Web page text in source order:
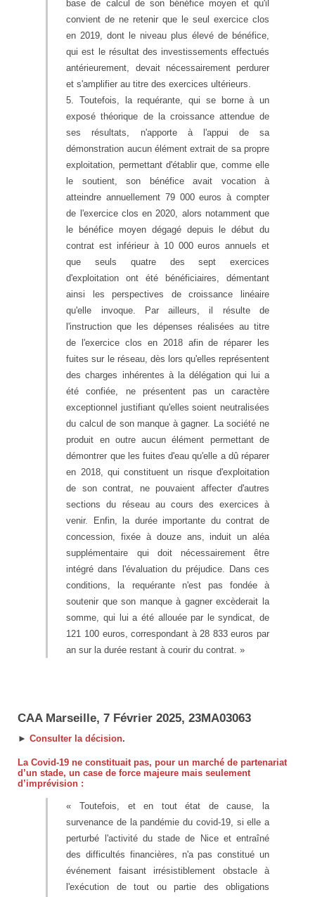
base de calcul de son bénéfice moyen et qu'il
convient de ne retenir que le seul exercice clos
en 2019, dont le niveau plus élevé de bénéfice,
qui est le résultat des investissements effectués
antérieurement, devait nécessairement perdurer
et s'amplifier au titre des exercices ultérieurs.
5. Toutefois, la requérante, qui se borne à un
exposé théorique de la croissance attendue de
ses résultats, n'apporte à l'appui de sa
démonstration aucun élément extrait de sa propre
exploitation, permettant d'établir que, comme elle
le soutient, son bénéfice avait vocation à
atteindre annuellement 79 000 euros à compter
de l'exercice clos en 2020, alors notamment que
le bénéfice moyen dégagé depuis le début du
contrat est inférieur à 10 000 euros annuels et
que seuls quatre des sept exercices
d'exploitation ont été bénéficiaires, démentant
ainsi les perspectives de croissance linéaire
qu'elle invoque. Par ailleurs, il résulte de
l'instruction que les dépenses réalisées au titre
de l'exercice clos en 2018 afin de réparer les
fuites sur le réseau, dès lors qu'elles représentent
des charges inhérentes à la délégation qui lui a
été confiée, ne présentent pas un caractère
exceptionnel justifiant qu'elles soient neutralisées
du calcul de son manque à gagner. La société ne
produit en outre aucun élément permettant de
démontrer que les fuites d'eau qu'elle a dû réparer
en 2018, qui constituent un risque d'exploitation
de son contrat, ne pouvaient affecter d'autres
sections du réseau au cours des exercices à
venir. Enfin, la durée importante du contrat de
concession, fixée à douze ans, induit un aléa
supplémentaire qui doit nécessairement être
intégré dans l'évaluation du préjudice. Dans ces
conditions, la requérante n'est pas fondée à
soutenir que son manque à gagner excèderait la
somme, qui lui a été allouée par le syndicat, de
121 100 euros, correspondant à 28 833 euros par
an sur la durée restant à courir du contrat. »
CAA Marseille, 7 Février 2025, 23MA03063
► Consulter la décision.
La Covid-19 ne constituait pas, pour un marché de partenariat
d’un stade, un case de force majeure mais seulement
d’imprévision :
« Toutefois, et en tout état de cause, la
survenance de la pandémie du covid-19, si elle a
perturbé l'activité du stade de Nice et entraîné
des difficultés financières, n'a pas constitué un
événement faisant irrésistiblement obstacle à
l'exécution de tout ou partie des obligations